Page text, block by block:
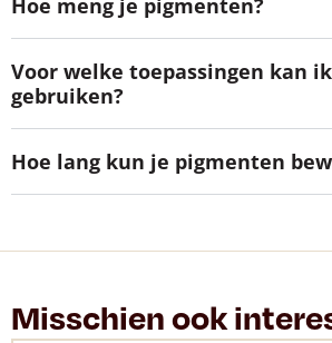
Hoe meng je pigmenten?
Voor welke toepassingen kan
gebruiken?
Hoe lang kun je pigmenten
Misschien ook